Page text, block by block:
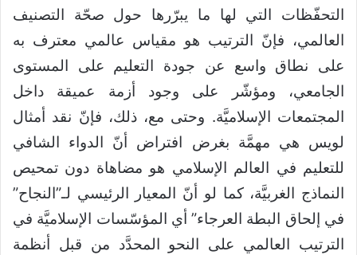
التحفّظات التي لها ما يبرّرها حول صحّة التصنيف
العالمي، فإنّ الترتيب هو مقياس عالمي معترف به
على نطاق واسع عن جودة التعليم على المستوى
الجامعي، ومؤشّر على وجود أزمة عميقة داخل
المجتمعات الإسلاميَّة. وحتى مع، ذلك، فإنّ نقد أمثال
لويس هي مهمَّة بغرض افتراض أنّ الدواء الشافي
للتعليم في العالم الإسلامي هو مضاهاة دون تمحيص
النماذج الغربيَّة، كما لو أنّ المعيار الرئيسي لـ”النجاح”
في إلحاق البطة العرجاء” أي المؤسّسات الإسلاميَّة في
الترتيب العالمي على النحو المحدَّد من قبل أنظمة